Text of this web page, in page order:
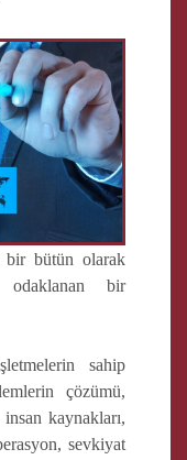
bir bütün olarak
odaklanan bir
sahip
çözümü,
kaynakları,
sevkiyat